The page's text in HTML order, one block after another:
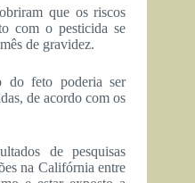
que os riscos
com o pesticida se
de gravidez.
do feto poderia ser
de acordo com os
de pesquisas
na Califórnia entre